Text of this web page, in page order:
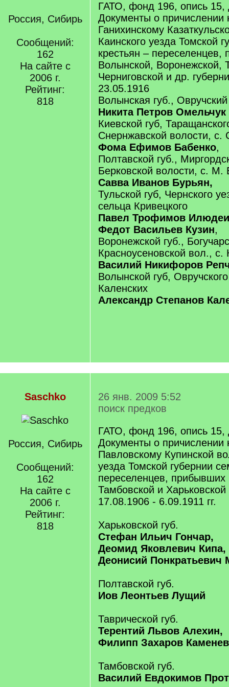
Россия, Сибирь
Сообщений:
162
На сайте с
2006 г.
Рейтинг:
818
ГАТО, фонд 196, опись 15,
Документы о причислении
Ганихинскому
Каинского уезда Томской
крестьян – переселенцев,
Волынской, Воронежской,
Черниговской и др.
23.05.1916
Волынская губ.,
Никита Петров Омельчук
Киевской губ,
Снернжавской волости, с.
Фома Ефимов Бабенко,
Полтавской губ.,
Берковской волости, с. М.
Савва Иванов Бурьян,
Тульской губ, Чернского
сельца Кривецкого
Павел Трофимов
Федот Васильев Кузин,
Воронежской губ.,
Красноусеновской вол., с.
Василий Никифоров
Волынской губ,
Каленских
Александр Степанов
Saschko
Россия, Сибирь
Сообщений:
162
На сайте с
2006 г.
Рейтинг:
818
26 янв. 2009 5:52
поиск предков
ГАТО, фонд 196, опись 15,
Документы о причислении
Павловскому Купинской
уезда Томской губернии
переселенцев, прибывших
Тамбовской и Харьковской
17.08.1906 - 6.09.1911 гг.
Харьковской губ.
Стефан Ильич Гончар,
Деомид Яковлевич Кипа,
Деонисий Понкратьевич
Полтавской губ.
Иов Леонтьев Лущий
Таврической губ.
Терентий Львов Алехин,
Филипп Захаров
Тамбовской губ.
Василий Евдокимов